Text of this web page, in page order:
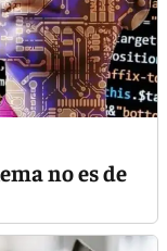
no es de